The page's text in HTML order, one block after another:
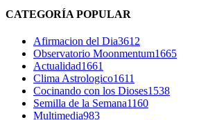
CATEGORÍA POPULAR
Afirmacion del Dia3612
Observatorio Moonmentum1665
Actualidad1661
Clima Astrologico1611
Cocinando con los Dioses1538
Semilla de la Semana1160
Multimedia983